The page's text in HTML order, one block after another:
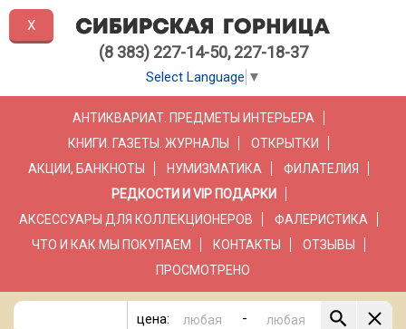
(8 383) 227-14-50, 227-18-37
Select Language ▼
АНТИКВАРИАТ. ПРЕДМЕТЫ ИНТЕРЬЕРА
КНИГИ. ГАЗЕТЫ. ЖУРНАЛЫ
ОТКРЫТКИ
АКЦИИ, БАНКНОТЫ
НУМИЗМАТИКА
ФИЛАТЕЛИЯ
РЕДКОСТИ И VIP ПОДАРКИ
АКСЕССУАРЫ ДЛЯ КОЛЛЕКЦИОНЕРОВ
ФАЛЕРИСТИКА
ЧТО И КАК МЫ ПОКУПАЕМ
КОНТАКТЫ
ОТЗЫВЫ
ПРОСМОТРЕНО
цена: -
X